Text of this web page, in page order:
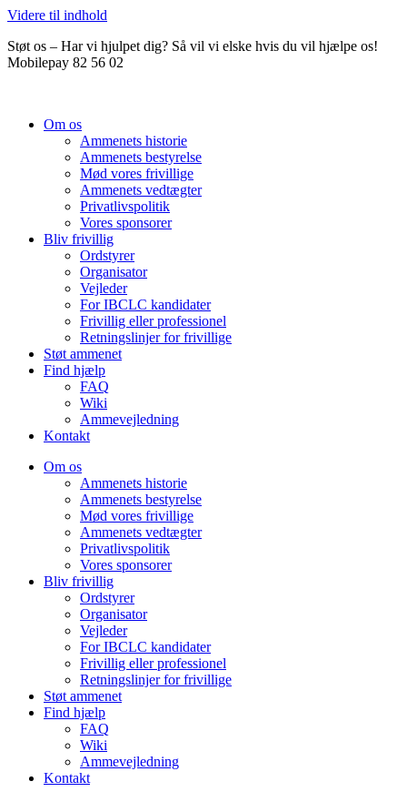
Videre til indhold
Støt os – Har vi hjulpet dig? Så vil vi elske hvis du vil hjælpe os!
Mobilepay 82 56 02
Om os
Ammenets historie
Ammenets bestyrelse
Mød vores frivillige
Ammenets vedtægter
Privatlivspolitik
Vores sponsorer
Bliv frivillig
Ordstyrer
Organisator
Vejleder
For IBCLC kandidater
Frivillig eller professionel
Retningslinjer for frivillige
Støt ammenet
Find hjælp
FAQ
Wiki
Ammevejledning
Kontakt
Om os
Ammenets historie
Ammenets bestyrelse
Mød vores frivillige
Ammenets vedtægter
Privatlivspolitik
Vores sponsorer
Bliv frivillig
Ordstyrer
Organisator
Vejleder
For IBCLC kandidater
Frivillig eller professionel
Retningslinjer for frivillige
Støt ammenet
Find hjælp
FAQ
Wiki
Ammevejledning
Kontakt